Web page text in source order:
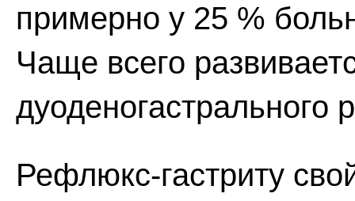
примерно у 25 %
Чаще всего
дуоденогастрального
Рефлюкс-гастриту